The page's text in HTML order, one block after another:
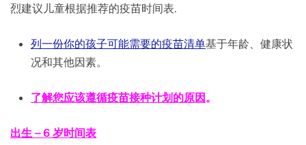
烈建议儿童根据推荐的疫苗时间表.
列一份你的孩子可能需要的疫苗清单基于年龄、健康状
况和其他因素。
了解您应该遵循疫苗接种计划的原因。
出生 – 6 岁时间表